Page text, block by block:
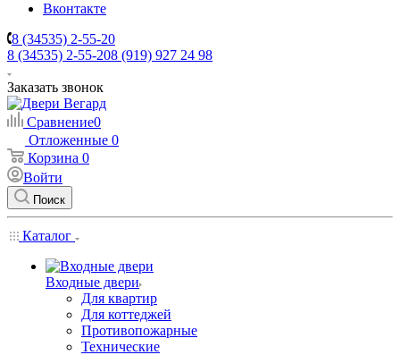
Вконтакте
8 (34535) 2-55-20
8 (34535) 2-55-208 (919) 927 24 98
Заказать звонок
Сравнение0
Отложенные 0
Корзина 0
Войти
Поиск
Каталог
Входные двери
Для квартир
Для коттеджей
Противопожарные
Технические